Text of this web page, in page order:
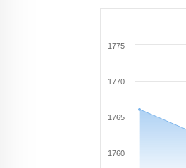
1760
1765
1770
1775